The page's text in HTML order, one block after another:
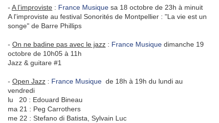
- A l’improviste : France Musique sa 18 octobre de 23h à minuit
A l'improviste au festival Sonorités de Montpellier : "La vie est un
songe" de Barre Phillips
- On ne badine pas avec le jazz : France Musique dimanche 19
octobre de 10h05 à 11h
Jazz & guitare #1
- Open Jazz : France Musique de 18h à 19h du lundi au
vendredi
lu 20 : Edouard Bineau
ma 21 : Peg Carrothers
me 22 : Stefano di Batista, Sylvain Luc